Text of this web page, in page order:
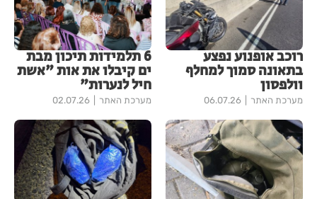
רוכב אופנוע נפצע
בתאונה סמוך למחלף
וולפסון
מערכת האתר 06.07.26
6 תלמידות תיכון מבת
ים קיבלו את אות "אשת
חיל לנערות"
מערכת האתר 02.07.26